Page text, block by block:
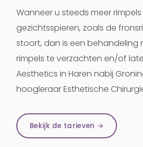
Wanneer u steeds meer
gezichtsspieren, zoals de
stoort, dan is een behandeling
rimpels te verzachten en/of
Aesthetics in Haren nabij
hoogleraar Esthetische
Bekijk de tarieven →